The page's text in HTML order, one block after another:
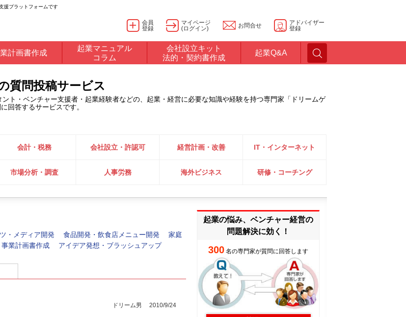
援プラットフォームです
会員
登録
マイページ
(ログイン)
お問合せ
アドバイザー
登録
計画書作成
起業マニュアル
コラム
会社設立キット
法的・契約書作成
起業Q&A
質問投稿サービス
ト・ベンチャー支援者・起業経験者などの、起業・経営に必要な知識や経験を持つ専門家「ドリームゲ
回答するサービスです。
会計・税務 会社設立・許認可 経営計画・改善 IT・インターネット
市場分析・調査 人事労務 海外ビジネス 研修・コーチング
・メディア開発 食品開発・飲食店メニュー開発
家庭
事業計画書作成 アイデア発想・ブラッシュアップ
2010/9/24
ドリーム男
起業の悩み、ベンチャー経営の
問題解決に効く！
300 名の専門家が質問に回答します